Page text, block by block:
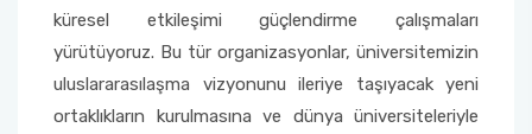
küresel etkileşimi güçlendirme çalışmaları
yürütüyoruz. Bu tür organizasyonlar, üniversitemizin
uluslararasılaşma vizyonunu ileriye taşıyacak yeni
ortaklıkların kurulmasına ve dünya üniversiteleriyle